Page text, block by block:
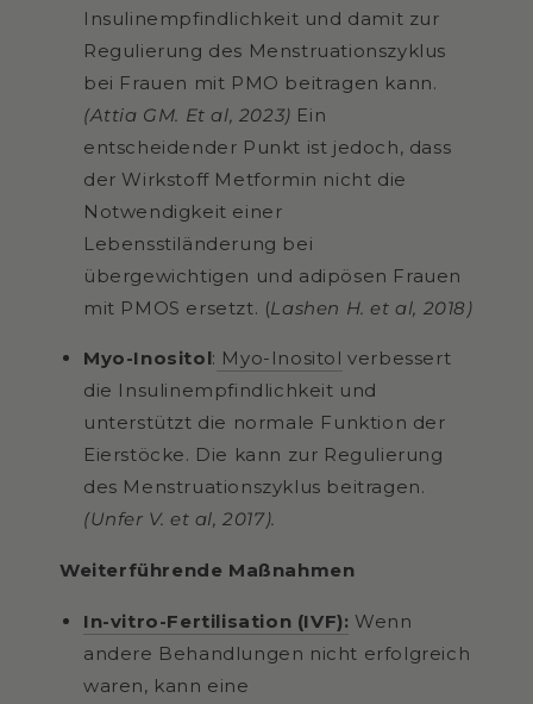
Insulinempfindlichkeit und damit zur
Regulierung des Menstruationszyklus
bei Frauen mit PMO beitragen kann.
(Attia GM. Et al, 2023) Ein
entscheidender Punkt ist jedoch, dass
der Wirkstoff Metformin nicht die
Notwendigkeit einer
Lebensstiländerung bei
übergewichtigen und adipösen Frauen
mit PMOS ersetzt. (Lashen H. et al, 2018)
Myo-Inositol: Myo-Inositol verbessert
die Insulinempfindlichkeit und
unterstützt die normale Funktion der
Eierstöcke. Die kann zur Regulierung
des Menstruationszyklus beitragen.
(Unfer V. et al, 2017).
Weiterführende Maßnahmen
In-vitro-Fertilisation (IVF): Wenn
andere Behandlungen nicht erfolgreich
waren, kann eine